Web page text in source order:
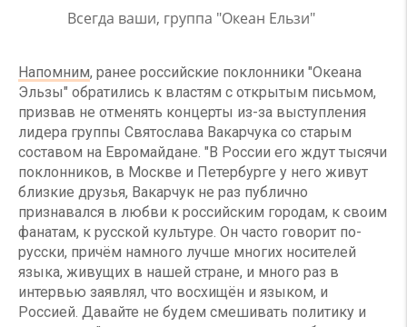
Всегда ваши, группа "Океан Ельзи"
Напомним, ранее российские поклонники "Океана
Эльзы" обратились к властям с открытым письмом,
призвав не отменять концерты из-за выступления
лидера группы Святослава Вакарчука со старым
составом на Евромайдане. "В России его ждут тысячи
поклонников, в Москве и Петербурге у него живут
близкие друзья, Вакарчук не раз публично
признавался в любви к российским городам, к своим
фанатам, к русской культуре. Он часто говорит по-
русски, причём намного лучше многих носителей
языка, живущих в нашей стране, и много раз в
интервью заявлял, что восхищён и языком, и
Россией. Давайте не будем смешивать политику и